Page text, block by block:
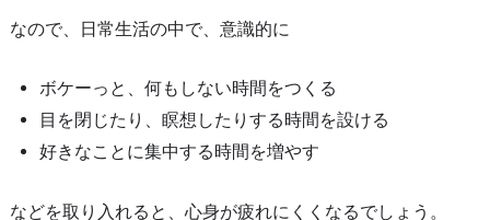
なので、日常生活の中で、意識的に
ボケーっと、何もしない時間をつくる
目を閉じたり、瞑想したりする時間を設ける
好きなことに集中する時間を増やす
などを取り入れると、心身が疲れにくくなるでしょう。